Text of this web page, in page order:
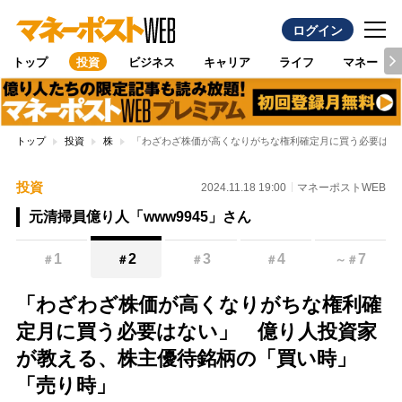
ログイン
トップ 投資 ビジネス キャリア ライフ マネー
トップ 投資 株 「わざわざ株価が高くなりがちな権利確定月に買う必要
投資 2024.11.18 19:00 マネーポストWEB
元清掃員億り人「www9945」さん
＃ 1 ＃2 ＃3 ＃4 ～ ＃7
「わざわざ株価が高くなりがちな権利確
定月に買う必要はない」 億り人投資家
が教える、株主優待銘柄の「買い時」
「売り時」